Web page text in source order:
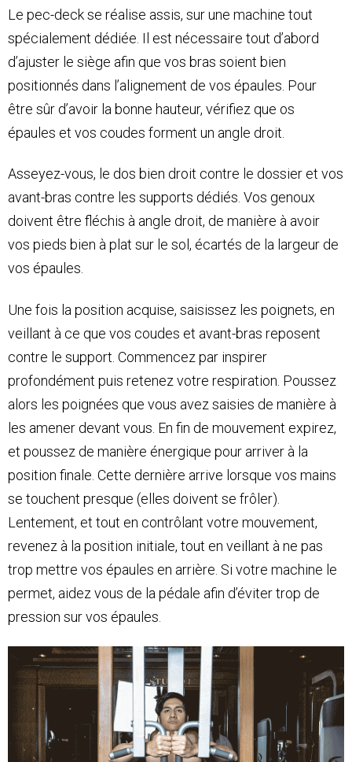
Le pec-deck se réalise assis, sur une machine tout
spécialement dédiée. Il est nécessaire tout d’abord
d’ajuster le siège afin que vos bras soient bien
positionnés dans l’alignement de vos épaules. Pour
être sûr d’avoir la bonne hauteur, vérifiez que os
épaules et vos coudes forment un angle droit.
Asseyez-vous, le dos bien droit contre le dossier et vos
avant-bras contre les supports dédiés. Vos genoux
doivent être fléchis à angle droit, de manière à avoir
vos pieds bien à plat sur le sol, écartés de la largeur de
vos épaules.
Une fois la position acquise, saisissez les poignets, en
veillant à ce que vos coudes et avant-bras reposent
contre le support. Commencez par inspirer
profondément puis retenez votre respiration. Poussez
alors les poignées que vous avez saisies de manière à
les amener devant vous. En fin de mouvement expirez,
et poussez de manière énergique pour arriver à la
position finale. Cette dernière arrive lorsque vos mains
se touchent presque (elles doivent se frôler).
Lentement, et tout en contrôlant votre mouvement,
revenez à la position initiale, tout en veillant à ne pas
trop mettre vos épaules en arrière. Si votre machine le
permet, aidez vous de la pédale afin d’éviter trop de
pression sur vos épaules.